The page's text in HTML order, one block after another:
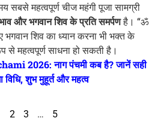
सबसे महत्वपूर्ण चीज महंगी पूजा सामग्री
और भगवान शिव के प्रति समर्पणहै। “ॐ
भगवान शिव का ध्यान करना भी भक्त के
महत्वपूर्ण साधना हो सकती है।
2026: नाग पंचमी कब है? जानें सही
शुभ मुहूर्त और महत्व
2 3 … 5